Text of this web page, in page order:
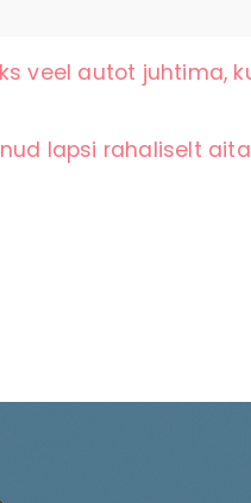
veel autot juhtima,
lapsi rahaliselt